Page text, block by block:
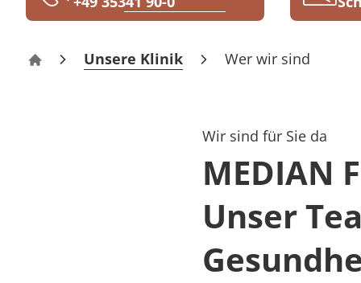
Rheumatologie
Fontana-Klinik Bad Liebenwerda
Unsere Klinik Wer wir sind
Wir sind für Sie da
MEDIAN
Unser